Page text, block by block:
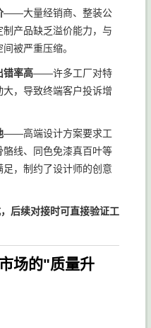
——大量经销商、整装公
产品缺乏溢价能力，与
被严重压缩。
错率高——许多工厂对特
，导致终端客户投诉增
——高端设计方案要求工
线、同色免漆真百叶等
，制约了设计师的创意
后续对接时可直接验证工
场的"质量升